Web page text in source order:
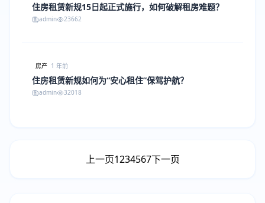
住房租赁新规15日起正式施行，如何破解租房难题？
admin 23662
房产 1 年前
住房租赁新规如何为“安心租住”保驾护航？
admin 32018
上一页1234567下一页